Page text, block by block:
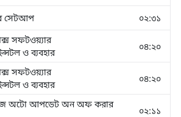
সেটআপ
০২:৩১
সফটওয়্যার
ও ব্যবহার
০৪:২০
সফটওয়্যার
ও ব্যবহার
০৪:২০
অটো আপডেট অন অফ করার
০২:১১